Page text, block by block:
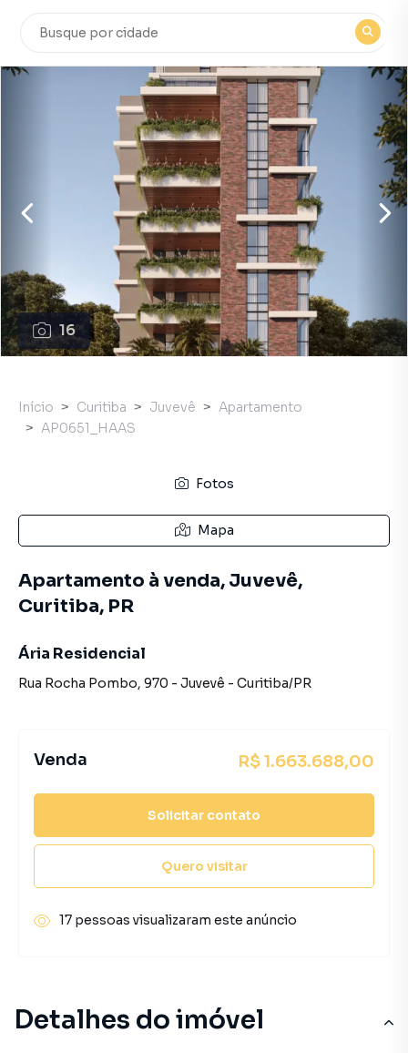
16
Detalhes do imóvel
Início Curitiba Juvevê
Apartamento
AP0651_HAAS
Fotos
Mapa
Apartamento à venda, Juvevê,
Curitiba, PR
Ária Residencial
Rua Rocha Pombo, 970 - Juvevê - Curitiba/PR
Venda R$ 1.663.688,00
Solicitar contato
Quero visitar
17 pessoas visualizaram este anúncio